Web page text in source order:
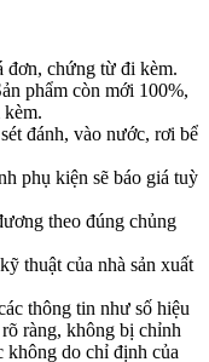
đơn, chứng từ đi kèm.
phẩm còn mới 100%,
đánh, vào nước, rơi bể
phụ kiện sẽ báo giá tuỳ
theo đúng chủng
thuật của nhà sản xuất
thông tin như số hiệu
ràng, không bị chỉnh
không do chỉ định của